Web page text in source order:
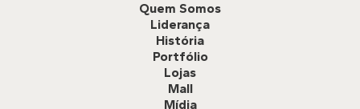
Quem Somos
Liderança
História
Portfólio
Lojas
Mall
Mídia